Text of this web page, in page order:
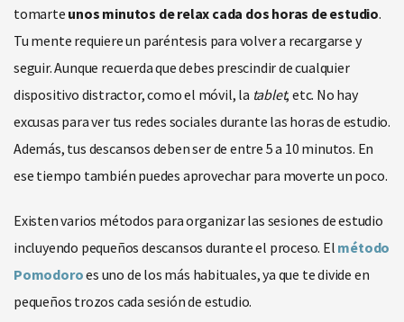
tomarte unos minutos de relax cada dos horas de estudio.
Tu mente requiere un paréntesis para volver a recargarse y
seguir. Aunque recuerda que debes prescindir de cualquier
dispositivo distractor, como el móvil, la tablet, etc. No hay
excusas para ver tus redes sociales durante las horas de estudio.
Además, tus descansos deben ser de entre 5 a 10 minutos. En
ese tiempo también puedes aprovechar para moverte un poco.
Existen varios métodos para organizar las sesiones de estudio
incluyendo pequeños descansos durante el proceso. El método
Pomodoroes uno de los más habituales, ya que te divide en
pequeños trozos cada sesión de estudio.